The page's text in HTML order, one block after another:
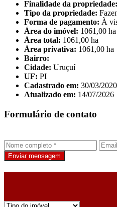
Finalidade da propriedade:
Tipo da propriedade:
Forma de pagamento: À
Área do imóvel: 1061,00 ha
Área total: 1061,00 ha
Área privativa: 1061,00 ha
Bairro:
Cidade: Uruçuí
UF: PI
Cadastrado em: 30/03/2020
Atualizado em: 14/07/2026
Formulário de contato
Enviar mensagem